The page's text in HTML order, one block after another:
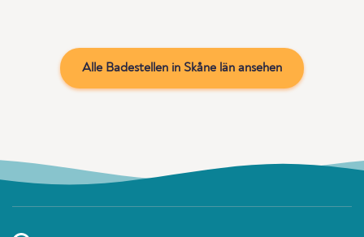
Alle Badestellen in Skåne län ansehen